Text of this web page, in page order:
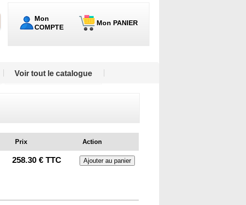
Mon
COMPTE
Mon PANIER
Voir tout le catalogue
Prix Action
258.30 € TTC